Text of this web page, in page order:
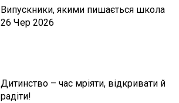
Випускники, якими пишається школа
26 Чер 2026
Дитинство – час мріяти, відкривати й
радіти!